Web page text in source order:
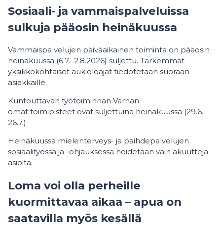
Sosiaali- ja vammaispalveluissa
sulkuja pääosin heinäkuussa
Vammaispalvelujen päiväaikainen toiminta on pääosin
heinäkuussa (6.7.–2.8.2026) suljettu. Tarkemmat
yksikkökohtaiset aukioloajat tiedotetaan suoraan
asiakkaille.
Kuntouttavan työtoiminnan Varhan
omat toimipisteet ovat suljettuina heinäkuussa (29.6.–
26.7.)
Heinäkuussa mielenterveys- ja päihdepalvelujen
sosiaalityössä ja -ohjauksessa hoidetaan vain akuutteja
asioita.
Loma voi olla perheille
kuormittavaa aikaa – apua on
saatavilla myös kesällä